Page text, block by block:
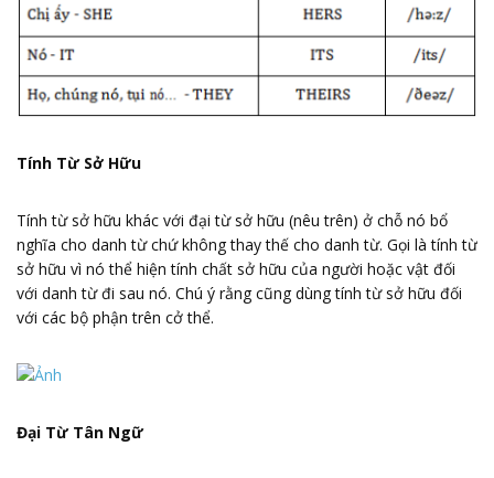
Tính Từ Sở Hữu
Tính từ sở hữu khác với đại từ sở hữu (nêu trên) ở chỗ nó bổ
nghĩa cho danh từ chứ không thay thế cho danh từ. Gọi là tính từ
sở hữu vì nó thể hiện tính chất sở hữu của người hoặc vật đối
với danh từ đi sau nó. Chú ý rằng cũng dùng tính từ sở hữu đối
với các bộ phận trên cở thể.
Đại Từ Tân Ngữ